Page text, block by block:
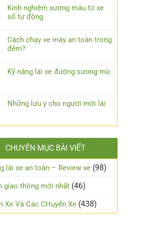
tô
khi
khi
bị
chân
côn
7
phụ
công
nghệ
cần
bị
cho
tô
có
bình
Kinh
nghiệm
xe
xuống
đèo
Kinh nghiệm xương máu từ xe
số tự động
có
bình
Kinh
máu
từ
số
Cách chạy xe máy an toàn trong
đêm?
có
bình
Cách
an
toàn
trong
đêm?
Kỹ năng lái xe đường sương mù
bình
Kỹ
lái
xe
đường
sương
Những lưu ý cho người mới lái
có
ở
Những
lưu
cho
mới
lái
CHUYÊN MỤC BÀI VIẾT
lái xe an toàn – Review xe (98)
giao thông mới nhất (46)
Xe Và Các CHuyến Xe (438)